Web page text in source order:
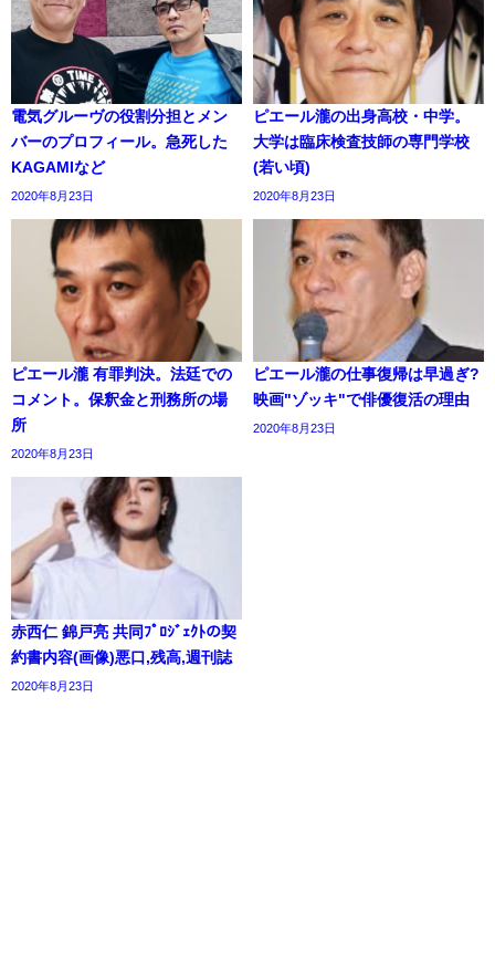
電気グルーヴの役割分担とメン
バーのプロフィール。急死した
KAGAMIなど
2020年8月23日
ピエール瀧の出身高校・中学。
大学は臨床検査技師の専門学校
(若い頃)
2020年8月23日
ピエール瀧 有罪判決。法廷での
コメント。保釈金と刑務所の場
所
2020年8月23日
ピエール瀧の仕事復帰は早過ぎ?
映画"ゾッキ"で俳優復活の理由
2020年8月23日
赤西仁 錦戸亮 共同ﾌﾟﾛｼﾞｪｸﾄの契
約書内容(画像)悪口,残高,週刊誌
2020年8月23日